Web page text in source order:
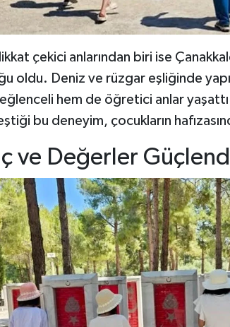
çekici anlarından biri ise
oldu. Deniz ve rüzgar eşliğinde
hem de öğretici anlar
bu deneyim, çocukların
ve Değerler